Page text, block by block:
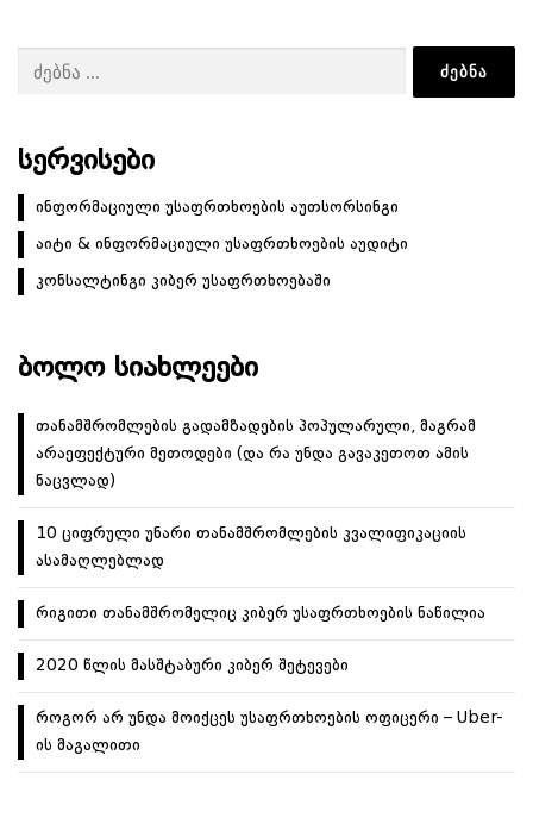
ა
ვ
ი
გ
ა
ᲡᲔᲠᲕᲘᲡᲔᲑᲘ
ინფორმაციული უსაფრთხოების აუთსორსინგი
აიტი & ინფორმაციული უსაფრთხოების აუდიტი
კონსალტინგი კიბერ უსაფრთხოებაში
ᲑᲝᲚᲝ ᲡᲘᲐᲮᲚᲔᲔᲑᲘ
თანამშრომლების გადამზადების პოპულარული, მაგრამ
არაეფექტური მეთოდები (და რა უნდა გავაკეთოთ ამის
ნაცვლად)
10 ციფრული უნარი თანამშრომლების კვალიფიკაციის
ასამაღლებლად
რიგითი თანამშრომელიც კიბერ უსაფრთხოების ნაწილია
2020 წლის მასშტაბური კიბერ შეტევები
როგორ არ უნდა მოიქცეს უსაფრთხოების ოფიცერი – Uber-
ის მაგალითი